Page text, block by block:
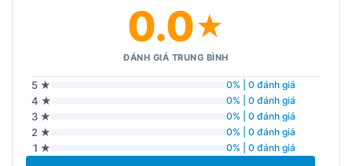
0.0★
ĐÁNH GIÁ TRUNG BÌNH
5 ★ 0% | 0 đánh giá
4 ★ 0% | 0 đánh giá
3 ★ 0% | 0 đánh giá
2 ★ 0% | 0 đánh giá
1 ★ 0% | 0 đánh giá